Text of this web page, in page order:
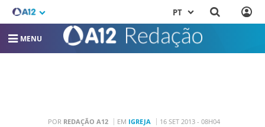
PT
MENU
POR REDAÇÃO A12 EM IGREJA 16 SET 2013 - 08H04